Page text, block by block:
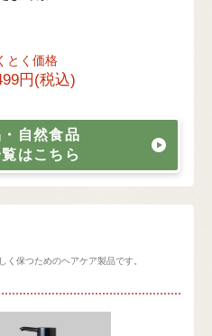
とく価格
円(税込)
自然食品
はこちら
く保つためのヘアケア製品です。